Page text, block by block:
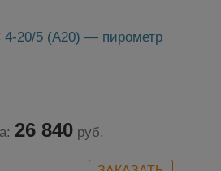
4-20/5 (А20) — пирометр
26 840 руб.